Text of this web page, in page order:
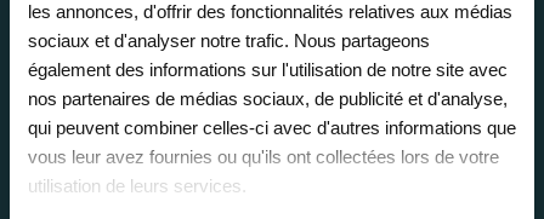
les annonces, d'offrir des fonctionnalités relatives aux médias
sociaux et d'analyser notre trafic. Nous partageons
également des informations sur l'utilisation de notre site avec
nos partenaires de médias sociaux, de publicité et d'analyse,
qui peuvent combiner celles-ci avec d'autres informations que
vous leur avez fournies ou qu'ils ont collectées lors de votre
utilisation de leurs services.
Enseignez près de chez vous, selon
vos horaires
Afin de garantir le meilleur
emploi du temps en fonction de votre profil,